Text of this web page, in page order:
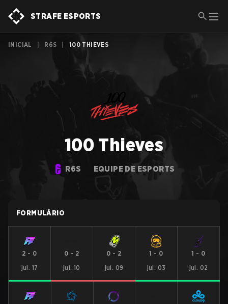
STRAFE ESPORTS
INICIAL R6S 100 THIEVES
100 Thieves
R6S EQUIPE DE ESPORTS
FORMULÁRIO
2 - 0
jul. 17
0 - 2
jul. 10
0 - 2
jul. 09
1 - 0
jul. 03
1 - 0
jul. 02